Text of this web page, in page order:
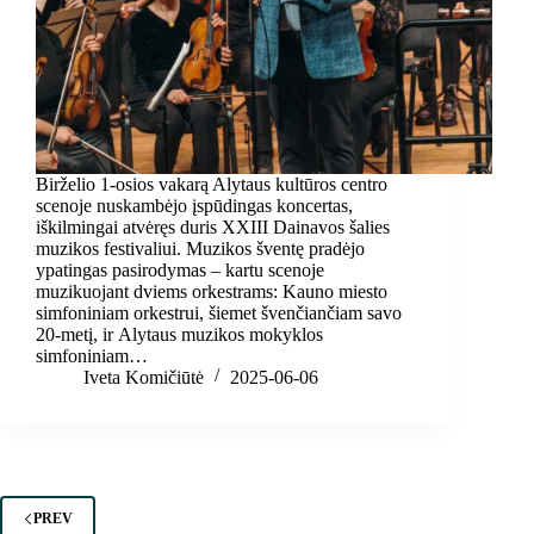
Birželio 1-osios vakarą Alytaus kultūros centro
scenoje nuskambėjo įspūdingas koncertas,
iškilmingai atvėręs duris XXIII Dainavos šalies
muzikos festivaliui. Muzikos šventę pradėjo
ypatingas pasirodymas – kartu scenoje
muzikuojant dviems orkestrams: Kauno miesto
simfoniniam orkestrui, šiemet švenčiančiam savo
20-metį, ir Alytaus muzikos mokyklos
simfoniniam…
Iveta Komičiūtė
2025-06-06
PREV